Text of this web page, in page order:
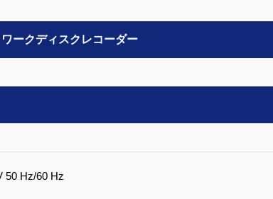
ークディスクレコーダー
50 Hz/60 Hz